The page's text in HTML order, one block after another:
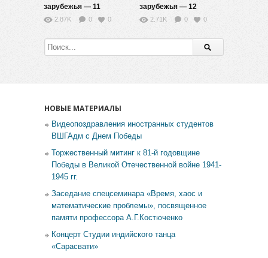
зарубежья — 11
2.87K 0 0
зарубежья — 12
2.71K 0 0
НОВЫЕ МАТЕРИАЛЫ
Видеопоздравления иностранных студентов
ВШГАдм с Днем Победы
Торжественный митинг к 81-й годовщине
Победы в Великой Отечественной войне 1941-
1945 гг.
Заседание спецсеминара «Время, хаос и
математические проблемы», посвященное
памяти профессора А.Г.Костюченко
Концерт Студии индийского танца
«Сарасвати»